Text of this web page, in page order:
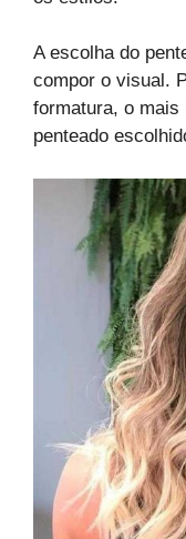
A escolha do
compor o visual.
formatura, o
penteado